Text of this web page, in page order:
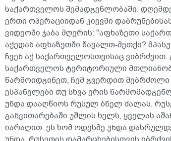
საქართველოს შემადგენლობაში.
ერთი ოპერაციიდან კიევში
ვიდეოში ჯაბა მღერის: "აფხაზეთი
აქედან აფხაზეთში წავალთ-მეთქი?
ჩვენ აქ საქართველოსთვისაც
საქართველოს ტერიტორიული
წარმოიდგინეთ, ჩემ გვერდით
ესპანელები თუ სხვა ერის
უნდა დააღწიოს რუსულ ბნელ ძალას.
განვითარებაში უშლის ხელს, ყველას
იარაღით. ეს ხომ ოდესმე უნდა